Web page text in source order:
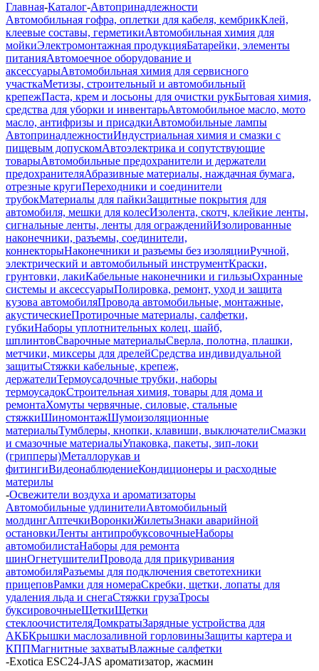
Главная-Каталог-Автопринадлежности
Автомобильная гофра, оплетки для кабеля, кембрикКлей,
клеевые составы, герметикиАвтомобильная химия для
мойкиЭлектромонтажная продукцияБатарейки, элементы
питанияАвтомоечное оборудование и
аксессуарыАвтомобильная химия для сервисного
участкаМетизы, строительный и автомобильный
крепежПаста, крем и лосьоны для очистки рукБытовая химия,
средства для уборки и инвентарьАвтомобильное масло, мото
масло, антифризы и присадкиАвтомобильные лампы
АвтопринадлежностиИндустриальная химия и смазки с
пищевым допускомАвтоэлектрика и сопутствующие
товарыАвтомобильные предохранители и держатели
предохранителяАбразивные материалы, наждачная бумага,
отрезные кругиПереходники и соединители
трубокМатериалы для пайкиЗащитные покрытия для
автомобиля, мешки для колесИзолента, скотч, клейкие ленты,
сигнальные ленты, ленты для огражденийИзолированные
наконечники, разъемы, соединители,
коннекторыНаконечники и разъемы без изоляцииРучной,
электрический и автомобильный инструментКраски,
грунтовки, лакиКабельные наконечники и гильзыОхранные
системы и аксессуарыПолировка, ремонт, уход и защита
кузова автомобиляПровода автомобильные, монтажные,
акустическиеПротирочные материалы, салфетки,
губкиНаборы уплотнительных колец, шайб,
шплинтовСварочные материалыСверла, полотна, плашки,
метчики, миксеры для дрелейСредства индивидуальной
защитыСтяжки кабельные, крепеж,
держателиТермоусадочные трубки, наборы
термоусадокСтроительная химия, товары для дома и
ремонтаХомуты червячные, силовые, стальные
стяжкиШиномонтажШумоизоляционные
материалыТумблеры, кнопки, клавиши, выключателиСмазки
и смазочные материалыУпаковка, пакеты, зип-локи
(грипперы)Металлорукав и
фитингиВидеонаблюдениеКондиционеры и расходные
материлы
-Освежители воздуха и ароматизаторы
Автомобильные удлинителиАвтомобильный
молдингАптечкиВоронкиЖилетыЗнаки аварийной
остановкиЛенты антипробуксовочныеНаборы
автомобилистаНаборы для ремонта
шинОгнетушителиПровода для прикуривания
автомобиляРазъемы для подключения светотехники
прицеповРамки для номераСкребки, щетки, лопаты для
удаления льда и снегаСтяжки грузаТросы
буксировочныеЩеткиЩетки
стеклоочистителяДомкратыЗарядные устройства для
АКБКрышки маслозаливной горловиныЗащиты картера и
КППМагнитные захватыВлажные салфетки
-Exotica ESC24-JAS ароматизатор, жасмин